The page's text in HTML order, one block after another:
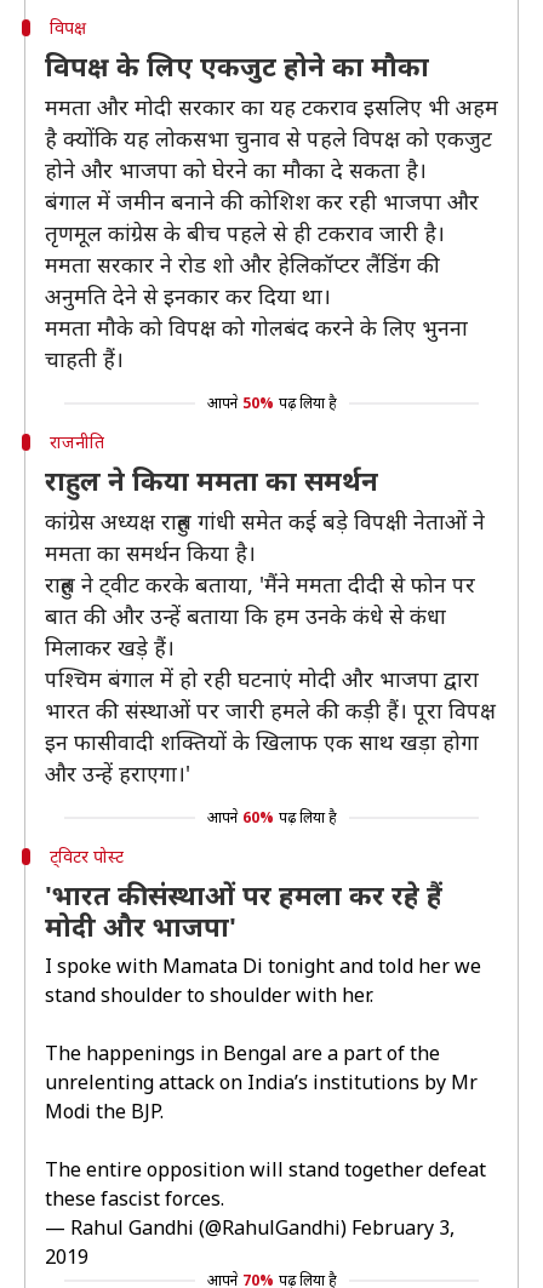
विपक्ष
विपक्ष के लिए एकजुट होने का मौका
ममता और मोदी सरकार का यह टकराव इसलिए भी अहम
है क्योंकि यह लोकसभा चुनाव से पहले विपक्ष को एकजुट
होने और भाजपा को घेरने का मौका दे सकता है।
बंगाल में जमीन बनाने की कोशिश कर रही भाजपा और
तृणमूल कांग्रेस के बीच पहले से ही टकराव जारी है।
ममता सरकार ने रोड शो और हेलिकॉप्टर लैंडिंग की
अनुमति देने से इनकार कर दिया था।
ममता मौके को विपक्ष को गोलबंद करने के लिए भुनना
चाहती हैं।
आपने 50% पढ़ लिया है
राजनीति
राहुल ने किया ममता का समर्थन
कांग्रेस अध्यक्ष राहुल गांधी समेत कई बड़े विपक्षी नेताओं ने
ममता का समर्थन किया है।
राहुल ने ट्वीट करके बताया, 'मैंने ममता दीदी से फोन पर
बात की और उन्हें बताया कि हम उनके कंधे से कंधा
मिलाकर खड़े हैं।
पश्चिम बंगाल में हो रही घटनाएं मोदी और भाजपा द्वारा
भारत की संस्थाओं पर जारी हमले की कड़ी हैं। पूरा विपक्ष
इन फासीवादी शक्तियों के खिलाफ एक साथ खड़ा होगा
और उन्हें हराएगा।'
आपने 60% पढ़ लिया है
ट्विटर पोस्ट
'भारत की संस्थाओं पर हमला कर रहे हैं
मोदी और भाजपा'
I spoke with Mamata Di tonight and told her we
stand shoulder to shoulder with her.
The happenings in Bengal are a part of the
unrelenting attack on India’s institutions by Mr
Modi the BJP.
The entire opposition will stand together defeat
these fascist forces.
— Rahul Gandhi (@RahulGandhi) February 3,
2019
आपने 70% पढ़ लिया है